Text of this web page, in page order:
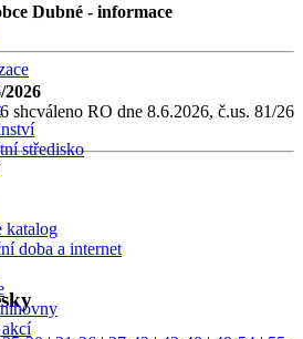
středisko
katalog
doba a internet
Dubné - informace
2026
shcváleno RO dne 8.6.2026, č.us. 81/26